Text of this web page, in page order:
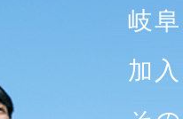
岐
加